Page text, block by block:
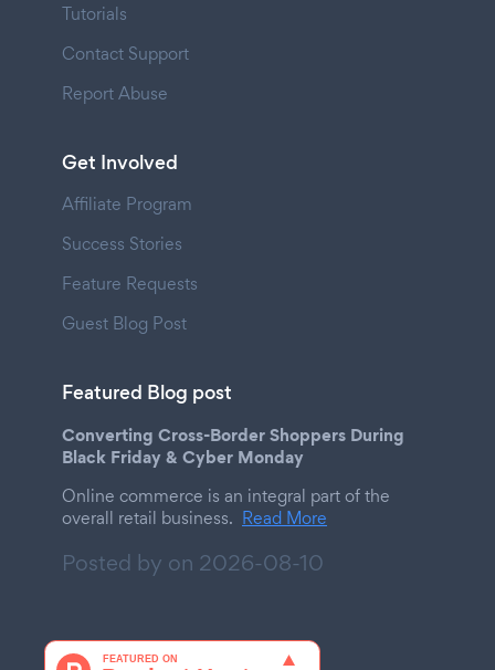
Tutorials
Contact Support
Report Abuse
Get Involved
Affiliate Program
Success Stories
Feature Requests
Guest Blog Post
Featured Blog post
Converting Cross-Border Shoppers During
Black Friday & Cyber Monday
Online commerce is an integral part of the
overall retail business. Read More
Posted by on 2026-08-10